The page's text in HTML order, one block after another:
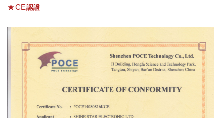
★CE認證